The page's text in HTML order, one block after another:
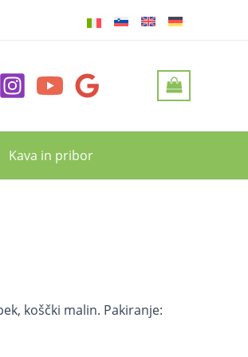
Kava in pribor
koščki malin. Pakiranje: